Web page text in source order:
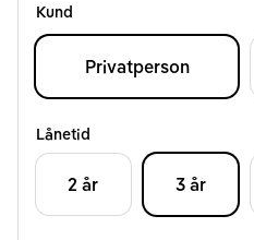
Kund
Privatperson
Lånetid
2 år 3 år